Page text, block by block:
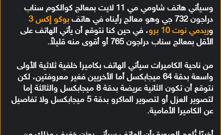
وسيأتي هاتف شاومي مي 11 لايت بمعالج كوالكوم سناب
دراجون 732 جي وهو معالج رأيناه في هاتف
بوكو إكس 3
وريدمي نوت 10 برو
، في حين كنا نتوقع أن يأتي الهاتف على
الأقل بمعالج سناب دراجون 765 أو أقوى منه قليلاً.
من ناحية الكاميرات سيأتي الهاتف بكاميرا خلفية ثلاثية الأولى
واسعة بدقة 64 ميجابكسل أما الأخريين فغير معروفتين، لكن
نتوقع أن تكون الثانية عريضة بدقة 8 ميجابكسل والثالثة إما
لتصوير العزل أو لتصوير الماكرو بدقة 5 ميجابكسل ولا تفاصيل
عن الكاميرا الأمامية.